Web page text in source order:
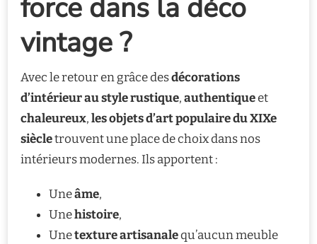
force dans la déco
vintage ?
Avec le retour en grâce desdécorations
d’intérieur au style rustique,authentiqueet
chaleureux,les objets d’art populaire du XIXe
siècletrouvent une place de choix dans nos
intérieurs modernes. Ils apportent :
Uneâme,
Unehistoire,
Unetexture artisanalequ’aucun meuble